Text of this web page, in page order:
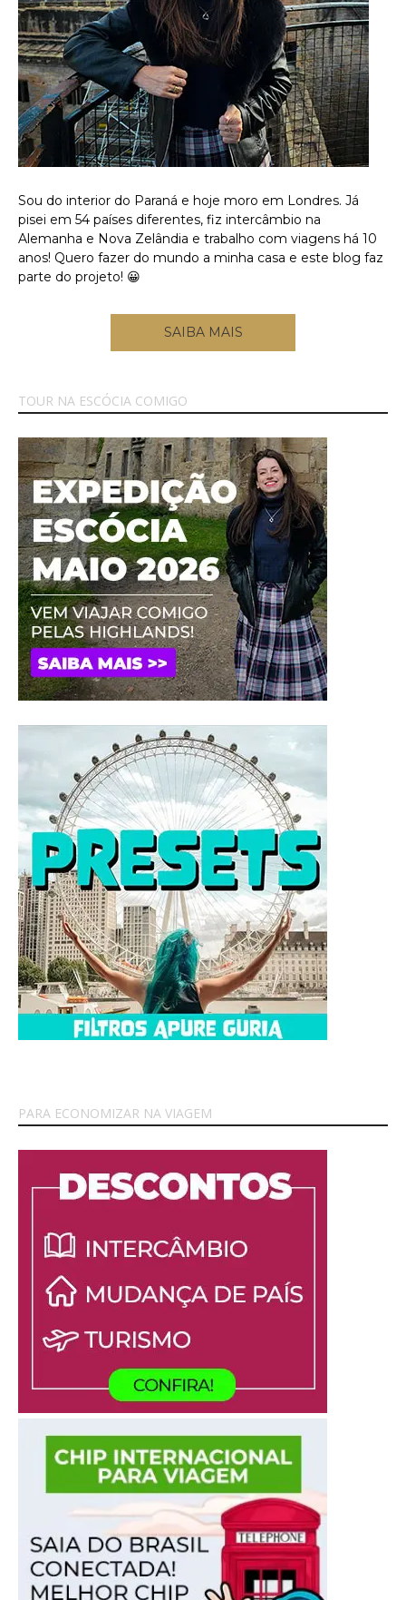
Sou do interior do Paraná e hoje moro em Londres. Já
pisei em 54 países diferentes, fiz intercâmbio na
Alemanha e Nova Zelândia e trabalho com viagens há 10
anos! Quero fazer do mundo a minha casa e este blog faz
parte do projeto! 😀
SAIBA MAIS
TOUR NA ESCÓCIA COMIGO
PARA ECONOMIZAR NA VIAGEM